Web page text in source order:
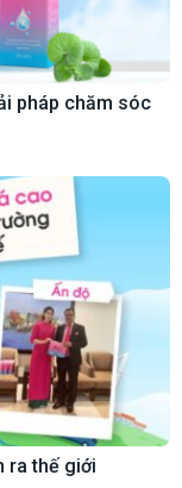
pháp chăm sóc
ra thế giới